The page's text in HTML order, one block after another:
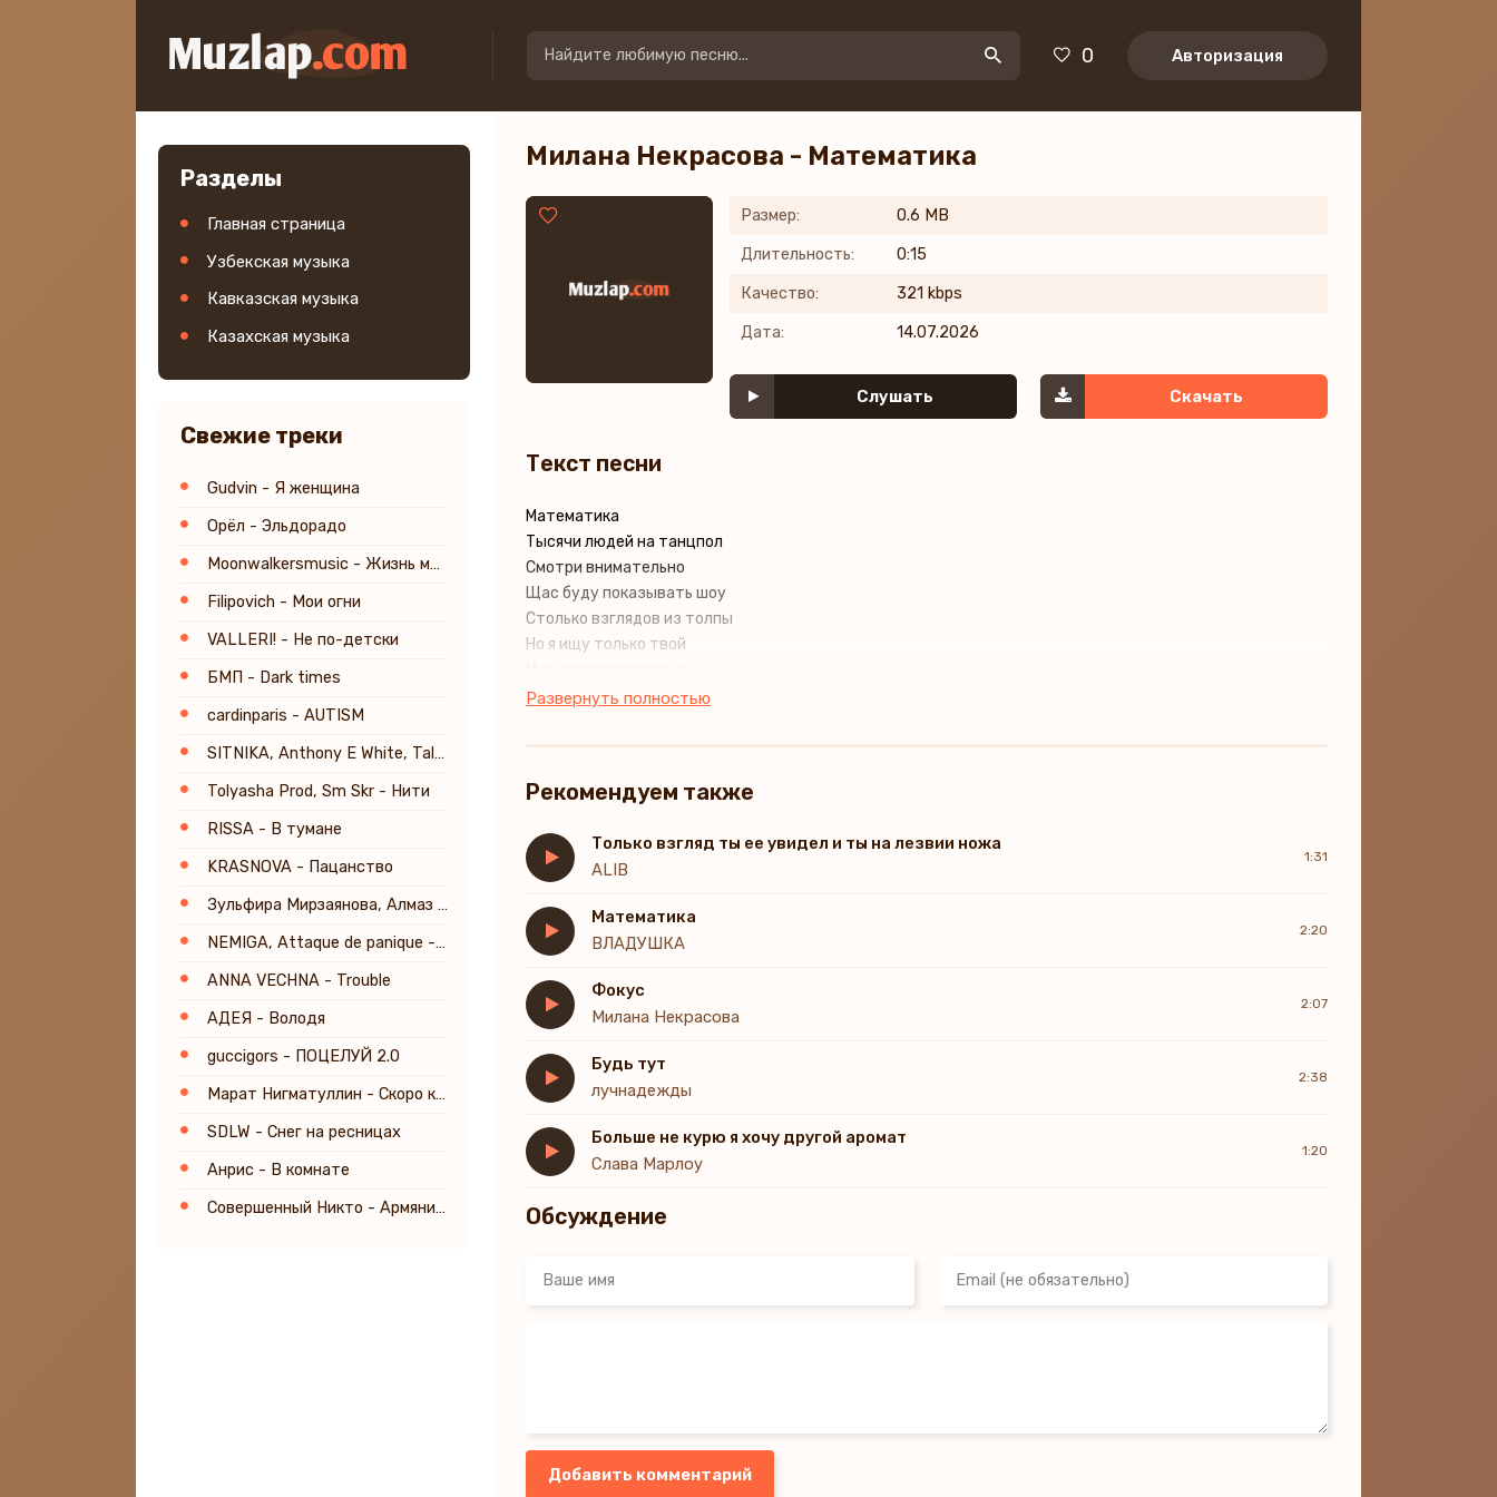
0 Авторизация
Разделы
Главная страница
Узбекская музыка
Кавказская музыка
Казахская музыка
Свежие треки
Gudvin - Я женщина
Орёл - Эльдорадо
Moonwalkersmusic - Жизнь молодая
Filipovich - Мои огни
VALLERI! - Не по-детски
БМП - Dark times
cardinparis - AUTISM
SITNIKA, Anthony E White, Tal Babitzky - Everyday's a Lifetime
Tolyasha Prod, Sm Skr - Нити
RISSA - В тумане
KRASNOVA - Пацанство
Зульфира Мирзаянова, Алмаз Мирзаянов - Аппагым
NEMIGA, Attaque de panique - Белым (Постхор Версия) [Prod. by TSRCT]
ANNA VECHNA - Trouble
АДЕЯ - Володя
guccigors - ПОЦЕЛУЙ 2.0
Марат Нигматуллин - Скоро кончится лето
SDLW - Снег на ресницах
Анрис - В комнате
Совершенный Никто - Армянин в душе
Милана Некрасова - Математика
Размер: 0.6 MB
Длительность: 0:15
Качество: 321 kbps
Дата: 14.07.2026
Слушать Скачать
Текст песни
Математика
Тысячи людей на танцпол
Смотри внимательно
Щас буду показывать шоу
Столько взглядов из толпы
Но я ищу только твой
И никто другой
Дай мне свой сольный концерт
Ты поменялся в лице
Вокруг так много людей
Считай до трёх про себя
И целуй прямо здесь
Развернуть полностью
Рекомендуем также
Только взгляд ты ее увидел и ты на лезвии ножа
ALIB
1:31
Математика
ВЛАДУШКА
2:20
Фокус
Милана Некрасова
2:07
Будь тут
лучнадежды
2:38
Больше не курю я хочу другой аромат
Слава Марлоу
1:20
Обсуждение
Добавить комментарий